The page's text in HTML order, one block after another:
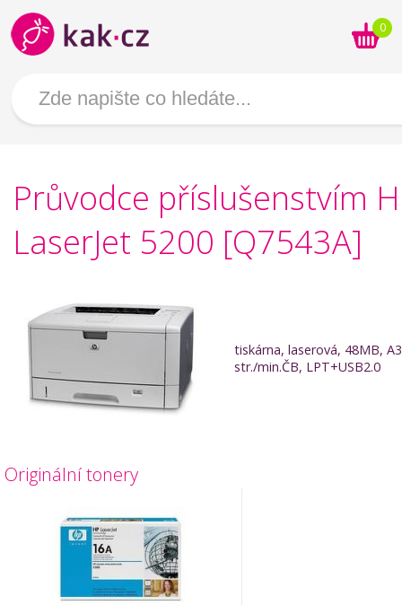
0
Průvodce příslušenstvím
LaserJet 5200 [Q7543A]
tiskárna, laserová, 48MB,
str./min.ČB, LPT+USB2.0
Originální tonery